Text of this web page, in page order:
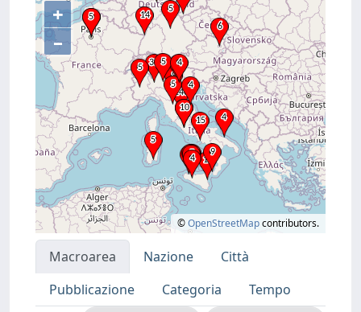
+
–
©OpenStreetMapcontributors.
Macroarea Nazione
Città
Pubblicazione
Categoria
Tempo